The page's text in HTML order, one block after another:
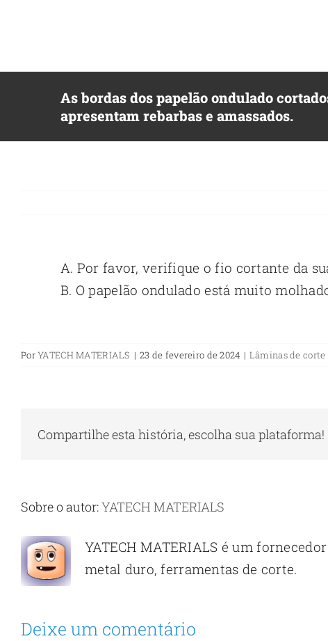
conteúdo
As bordas dos papelão ondulado
apresentam rebarbas e amassados.
A. Por favor, verifique o fio cortante da
B. O papelão ondulado está muito
PorYATECH MATERIALS | 23 de fevereiro de 2024 | Lâminas de corte
Compartilhe esta história, escolha sua plataforma!
Sobre o autor:YATECH MATERIALS
YATECH MATERIALS é um
metal duro, ferramentas de corte.
Deixe um comentário